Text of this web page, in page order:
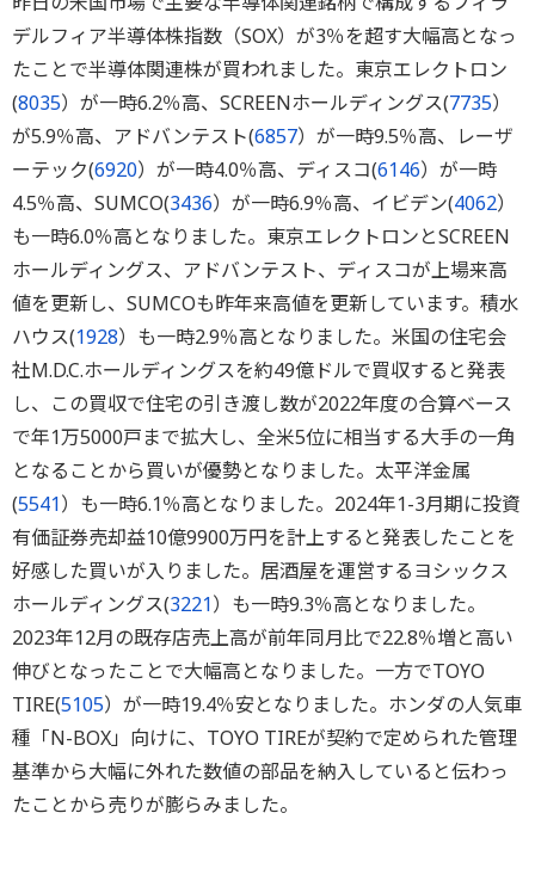
デルフィア半導体株指数（SOX）が3％を超す大幅高となっ
たことで半導体関連株が買われました。東京エレクトロン
(8035）が一時6.2％高、SCREENホールディングス(7735）
が5.9％高、アドバンテスト(6857）が一時9.5％高、レーザ
ーテック(6920）が一時4.0％高、ディスコ(6146）が一時
4.5％高、SUMCO(3436）が一時6.9％高、イビデン(4062）
も一時6.0％高となりました。東京エレクトロンとSCREEN
ホールディングス、アドバンテスト、ディスコが上場来高
値を更新し、SUMCOも昨年来高値を更新しています。積水
ハウス(1928）も一時2.9％高となりました。米国の住宅会
社M.D.C.ホールディングスを約49億ドルで買収すると発表
し、この買収で住宅の引き渡し数が2022年度の合算ベース
で年1万5000戸まで拡大し、全米5位に相当する大手の一角
となることから買いが優勢となりました。太平洋金属
(5541）も一時6.1％高となりました。2024年1-3月期に投資
有価証券売却益10億9900万円を計上すると発表したことを
好感した買いが入りました。居酒屋を運営するヨシックス
ホールディングス(3221）も一時9.3％高となりました。
2023年12月の既存店売上高が前年同月比で22.8％増と高い
伸びとなったことで大幅高となりました。一方でTOYO
TIRE(5105）が一時19.4％安となりました。ホンダの人気車
種「N-BOX」向けに、TOYO TIREが契約で定められた管理
基準から大幅に外れた数値の部品を納入していると伝わっ
たことから売りが膨らみました。